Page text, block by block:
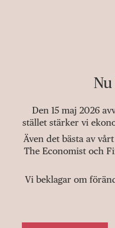
Den 15 maj 2026
stället stärker vi
Även det bästa av
The Economist och
Vi beklagar om